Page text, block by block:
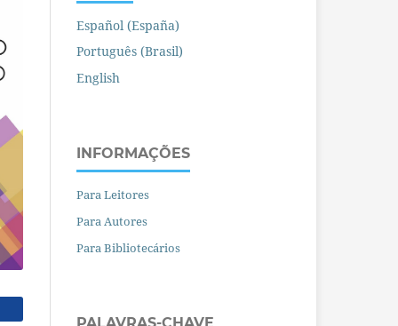
Español (España)
Português (Brasil)
English
INFORMAÇÕES
Para Leitores
Para Autores
Para Bibliotecários